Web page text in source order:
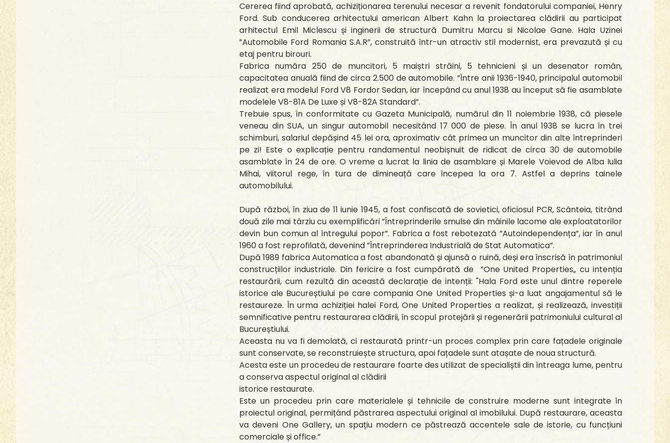
Cererea fiind aprobată, achiziționarea terenului necesar a revenit fondatorului companiei, Henry
Ford. Sub conducerea arhitectului american Albert Kahn la proiectarea clădirii au participat
arhitectul Emil Miclescu și inginerii de structură Dumitru Marcu si Nicolae Gane. Hala Uzinei
”Automobile Ford Romania S.A.R”, construită într-un atractiv stil modernist, era prevazută și cu
etaj pentru birouri.
Fabrica număra 250 de muncitori, 5 maiștri străini, 5 tehnicieni și un desenator român,
capacitatea anuală fiind de circa 2.500 de automobile. ”Între anii 1936-1940, principalul automobil
realizat era modelul Ford V8 Fordor Sedan, iar începând cu anul 1938 au început să fie asamblate
modelele V8-81A De Luxe și V8-82A Standard”.
Trebuie spus, în conformitate cu Gazeta Municipală, numărul din 11 noiembrie 1938, că piesele
veneau din SUA, un singur automobil necesitând 17 000 de piese. În anul 1938 se lucra în trei
schimburi, salariul depășind 45 lei ora, aproximativ cât primea un muncitor din alte întreprinderi
pe zi! Este o explicație pentru randamentul neobișnuit de ridicat de circa 30 de automobile
asamblate în 24 de ore. O vreme a lucrat la linia de asamblare și Marele Voievod de Alba Iulia
Mihai, viitorul rege, în tura de dimineață care începea la ora 7. Astfel a deprins tainele
automobilului.
După război, în ziua de 11 iunie 1945, a fost confiscată de sovietici, oficiosul PCR, Scânteia, titrând
două zile mai târziu cu exemplificări ”Întreprinderile smulse din mâinile lacome ale exploatatorilor
devin bun comun al întregului popor”. Fabrica a fost rebotezată ”Autoindependența”, iar în anul
1960 a fost reprofilată, devenind ”Întreprinderea Industrială de Stat Automatica”.
După 1989 fabrica Automatica a fost abandonată și ajunsă o ruină, deși era înscrisă în patrimoniul
construcțiilor industriale. Din fericire a fost cumpărată de ”One United Properties„ cu intenția
restaurării, cum rezultă din această declarație de intenții: "Hala Ford este unul dintre reperele
istorice ale Bucureștiului pe care compania One United Properties și-a luat angajamentul să le
restaureze. În urma achiziției halei Ford, One United Properties a realizat, și realizează, investiții
semnificative pentru restaurarea clădirii, în scopul protejării și regenerării patrimoniului cultural al
Bucureștiului.
Aceasta nu va fi demolată, ci restaurată printr-un proces complex prin care fațadele originale
sunt conservate, se reconstruiește structura, apoi fațadele sunt atașate de noua structură.
Acesta este un procedeu de restaurare foarte des utilizat de specialiștii din întreaga lume, pentru
a conserva aspectul original al clădirii
istorice restaurate.
Este un procedeu prin care materialele și tehnicile de construire moderne sunt integrate în
proiectul original, permițând păstrarea aspectului original al imobilului. După restaurare, aceasta
va deveni One Gallery, un spațiu modern ce păstrează accentele sale de istorie, cu funcțiuni
comerciale și office.”